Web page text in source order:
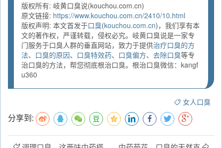
版权所有: 岐黄口臭说(kouchou.com.cn)
原文链接: https://www.kouchou.com.cn/2410/10.html
版权声明: 本文首发于口臭(kouchou.com.cn)，我们享有本
文的著作权，严谨转载，侵权必究。岐黄口臭说是一家专
门服务于口臭人群的垂直网站，致力于提供治疗口臭的方
法、 口臭的原因、 口臭特效药、 口臭偏方、 去除口臭等专
治口臭的方法，帮您彻底根治口臭。根治口臭微信：kangf
u360
女人口臭
分享到: